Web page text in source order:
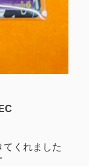
てくれました